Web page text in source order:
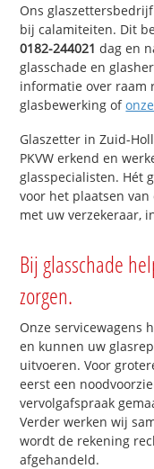
Ons
bij calamiteiten. Dit
0182-244021 dag en
glasschade en
informatie over raam
glasbewerking of
Glaszetter in Zuid-
PKVW erkend en
glasspecialisten. Hét
voor het plaatsen
met uw verzekeraar,
Bij glasschade
zorgen.
Onze servicewagens
en kunnen uw
uitvoeren. Voor
eerst een
vervolgafspraak
Verder werken wij
wordt de rekening
afgehandeld.